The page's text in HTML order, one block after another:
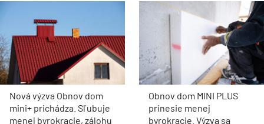
Nová výzva Obnov dom
mini+ prichádza. Sľubuje
menej byrokracie, zálohu
Obnov dom MINI PLUS
prinesie menej
byrokracie. Výzva sa